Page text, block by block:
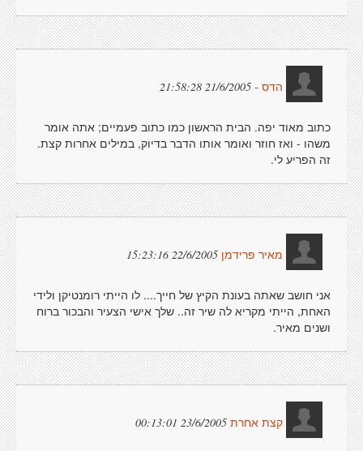
הדס - 21/6/2005 21:58:28
כתוב מאוד יפה. הבית הראשון כמו כתוב פעמיים; אתה אומר
משהו - ואז חוזר ואומר אותו הדבר בדיוק, במילים אחרות קצת.
זה הפריע לי.
מאיר פרידמן 22/6/2005 15:23:16
אני חושב שאתה בעונת הקיץ של חייך.... לו הייתי רומנטיקן ולידי
האחת, הייתי מקריא לה שיר זה.. שלך אישי הצעיר והבכור ברוח
ושנים מאיר.
קצת אחרת 23/6/2005 00:13:01